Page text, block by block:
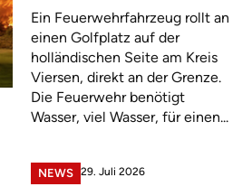
Ein Feuerwehrfahrzeug rollt an
einen Golfplatz auf der
holländischen Seite am Kreis
Viersen, direkt an der Grenze.
Die Feuerwehr benötigt
Wasser, viel Wasser, für einen...
NEWS 29. Juli 2026